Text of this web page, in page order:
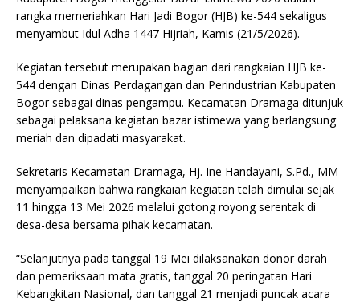
rangka memeriahkan Hari Jadi Bogor (HJB) ke-544 sekaligus
menyambut Idul Adha 1447 Hijriah, Kamis (21/5/2026).
Kegiatan tersebut merupakan bagian dari rangkaian HJB ke-
544 dengan Dinas Perdagangan dan Perindustrian Kabupaten
Bogor sebagai dinas pengampu. Kecamatan Dramaga ditunjuk
sebagai pelaksana kegiatan bazar istimewa yang berlangsung
meriah dan dipadati masyarakat.
Sekretaris Kecamatan Dramaga, Hj. Ine Handayani, S.Pd., MM
menyampaikan bahwa rangkaian kegiatan telah dimulai sejak
11 hingga 13 Mei 2026 melalui gotong royong serentak di
desa-desa bersama pihak kecamatan.
“Selanjutnya pada tanggal 19 Mei dilaksanakan donor darah
dan pemeriksaan mata gratis, tanggal 20 peringatan Hari
Kebangkitan Nasional, dan tanggal 21 menjadi puncak acara